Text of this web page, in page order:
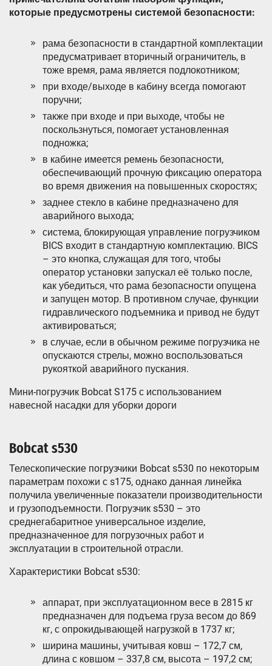
которые предусмотрены системой безопасности:
рама безопасности в стандартной комплектации
предусматривает вторичный ограничитель, в
тоже время, рама является подлокотником;
при входе/выходе в кабину всегда помогают
поручни;
также при входе и при выходе, чтобы не
поскользнуться, помогает установленная
подножка;
в кабине имеется ремень безопасности,
обеспечивающий прочную фиксацию оператора
во время движения на повышенных скоростях;
заднее стекло в кабине предназначено для
аварийного выхода;
система, блокирующая управление погрузчиком
BICS входит в стандартную комплектацию. BICS
– это кнопка, служащая для того, чтобы
оператор установки запускал её только после,
как убедиться, что рама безопасности опущена
и запущен мотор. В противном случае, функции
гидравлического подъемника и привод не будут
активироваться;
в случае, если в обычном режиме погрузчика не
опускаются стрелы, можно воспользоваться
рукояткой аварийного пускания.
Мини-погрузчик Bobcat S175 с использованием
навесной насадки для уборки дороги
Bobcat s530
Телескопические погрузчики Bobcat s530 по некоторым
параметрам похожи с s175, однако данная линейка
получила увеличенные показатели производительности
и грузоподъемности. Погрузчик s530 – это
среднегабаритное универсальное изделие,
предназначенное для погрузочных работ и
эксплуатации в строительной отрасли.
Характеристики Bobcat s530:
аппарат, при эксплуатационном весе в 2815 кг
предназначен для подъема груза весом до 869
кг, с опрокидывающей нагрузкой в 1737 кг;
ширина машины, учитывая ковш – 172,7 см,
длина с ковшом – 337,8 см, высота – 197,2 см;